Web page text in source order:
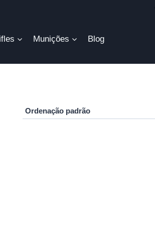
Munições Blog